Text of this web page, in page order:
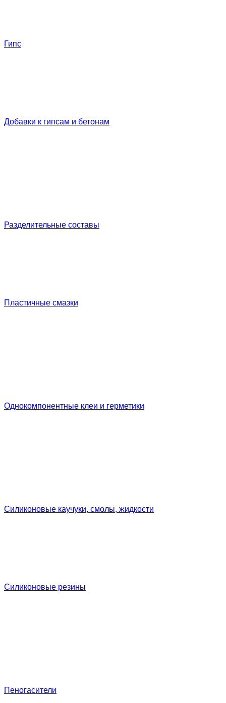
Гипс
Добавки к гипсам и бетонам
Разделительные составы
Пластичные смазки
Однокомпонентные клеи и герметики
Силиконовые каучуки, смолы, жидкости
Силиконовые резины
Пеногасители